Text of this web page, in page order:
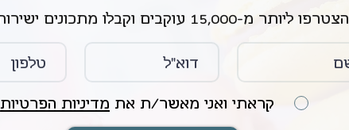
הצטרפו ליותר מ-15,000 עוקבים וקבלו מתכונים ישירות למייל
קראתי ואני מאשר/ת את מדיניות הפרטיות